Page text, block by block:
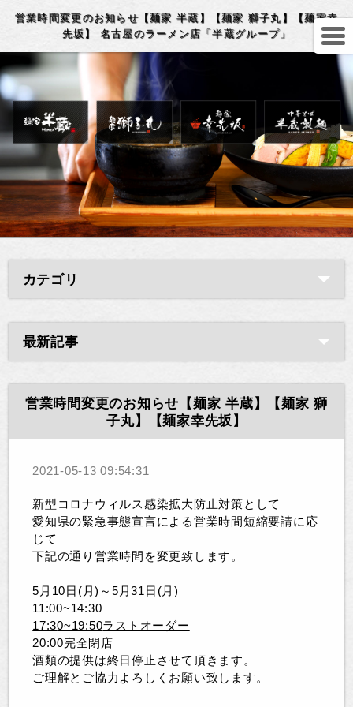
営業時間変更のお知らせ【麺家 半蔵】【麺家 獅子丸】【麺家幸
先坂】 名古屋のラーメン店「半蔵グループ」
カテゴリ
最新記事
営業時間変更のお知らせ【麺家 半蔵】【麺家 獅
子丸】【麺家幸先坂】
2021-05-13 09:54:31
新型コロナウィルス感染拡大防止対策として
愛知県の緊急事態宣言による営業時間短縮要請に応
じて
下記の通り営業時間を変更致します。
5月10日(月)～5月31日(月)
11:00~14:30
17:30~19:50ラストオーダー
20:00完全閉店
酒類の提供は終日停止させて頂きます。
ご理解とご協力よろしくお願い致します。